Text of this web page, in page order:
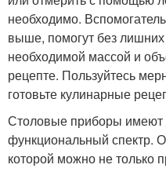
необходимо.
выше, помогут без
необходимой массой и
рецепте. Пользуйтесь
готовьте кулинарные
Столовые приборы имеют
функциональный спектр.
которой можно не только